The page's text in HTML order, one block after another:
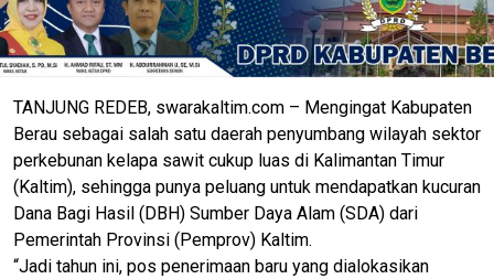
TANJUNG REDEB, swarakaltim.com – Mengingat Kabupaten
Berau sebagai salah satu daerah penyumbang wilayah sektor
perkebunan kelapa sawit cukup luas di Kalimantan Timur
(Kaltim), sehingga punya peluang untuk mendapatkan kucuran
Dana Bagi Hasil (DBH) Sumber Daya Alam (SDA) dari
Pemerintah Provinsi (Pemprov) Kaltim.
“Jadi tahun ini, pos penerimaan baru yang dialokasikan